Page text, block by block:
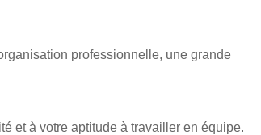
professionnelle, une grande
et à votre aptitude à travailler en équipe.